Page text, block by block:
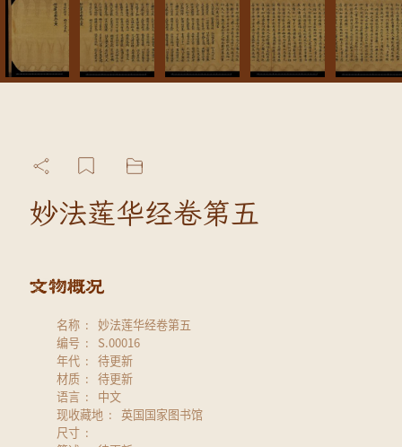
妙法莲华经卷第五
名称
妙法莲华经卷第五
编号
S.00016
年代
待更新
材质
待更新
语言
中文
现收藏地
英国国家图书馆
尺寸